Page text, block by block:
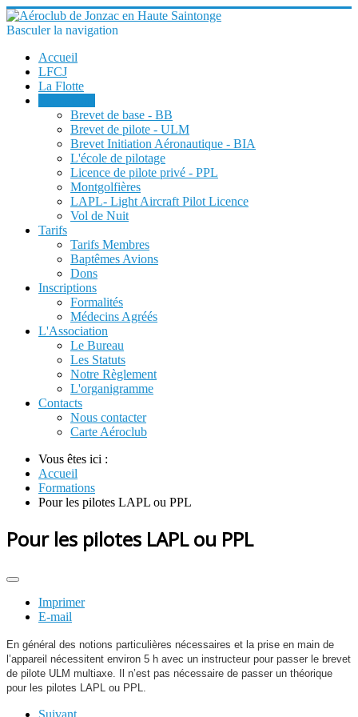
Basculer la navigation
Accueil
LFCJ
La Flotte
Brevet de base - BB
Brevet de pilote - ULM
Brevet Initiation Aéronautique - BIA
L'école de pilotage
Licence de pilote privé - PPL
Montgolfières
LAPL- Light Aircraft Pilot Licence
Vol de Nuit
Tarifs
Tarifs Membres
Baptêmes Avions
Dons
Inscriptions
Formalités
Médecins Agréés
L'Association
Le Bureau
Les Statuts
Notre Règlement
L'organigramme
Contacts
Nous contacter
Carte Aéroclub
Vous êtes ici :
Accueil
Formations
Pour les pilotes LAPL ou PPL
Pour les pilotes LAPL ou PPL
Imprimer
E-mail
En général des notions particulières nécessaires et la prise en main de
l’appareil nécessitent environ 5 h avec un instructeur pour passer le brevet
de pilote ULM multiaxe. Il n’est pas nécessaire de passer un théorique
pour les pilotes LAPL ou PPL.
Suivant